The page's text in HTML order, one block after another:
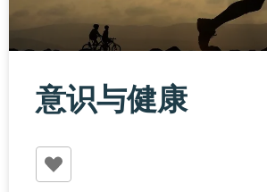
意识与健康